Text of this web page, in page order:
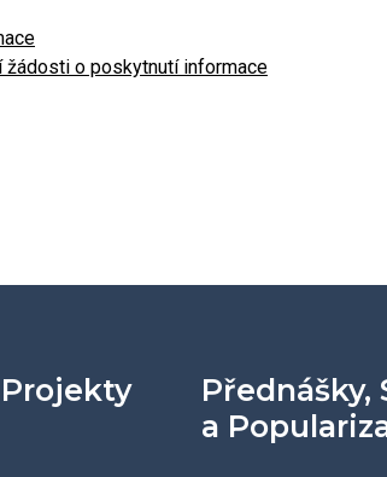
o poskytnutí informace
Přednášky,
a